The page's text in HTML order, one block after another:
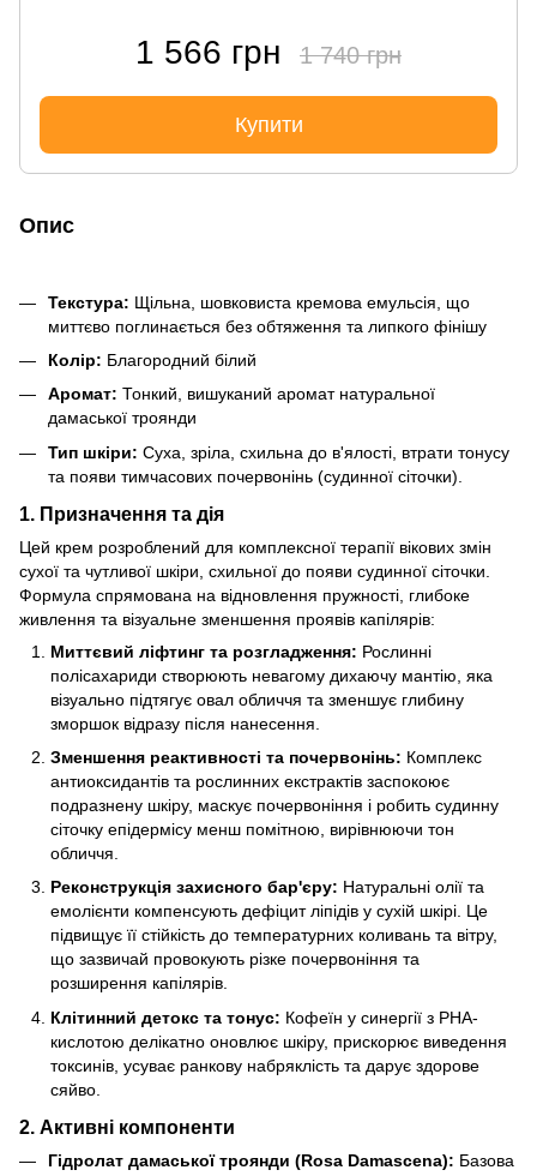
1 566 грн 1 740 грн
Купити
Опис
Текстура: Щільна, шовковиста кремова емульсія, що
миттєво поглинається без обтяження та липкого фінішу
Колір: Благородний білий
Аромат: Тонкий, вишуканий аромат натуральної
дамаської троянди
Тип шкіри: Суха, зріла, схильна до в'ялості, втрати тонусу
та появи тимчасових почервонінь (судинної сіточки).
1. Призначення та дія
Цей крем розроблений для комплексної терапії вікових змін
сухої та чутливої шкіри, схильної до появи судинної сіточки.
Формула спрямована на відновлення пружності, глибоке
живлення та візуальне зменшення проявів капілярів:
Миттєвий ліфтинг та розгладження: Рослинні
полісахариди створюють невагому дихаючу мантію, яка
візуально підтягує овал обличчя та зменшує глибину
зморшок відразу після нанесення.
Зменшення реактивності та почервонінь: Комплекс
антиоксидантів та рослинних екстрактів заспокоює
подразнену шкіру, маскує почервоніння і робить судинну
сіточку епідермісу менш помітною, вирівнюючи тон
обличчя.
Реконструкція захисного бар'єру: Натуральні олії та
емолієнти компенсують дефіцит ліпідів у сухій шкірі. Це
підвищує її стійкість до температурних коливань та вітру,
що зазвичай провокують різке почервоніння та
розширення капілярів.
Клітинний детокс та тонус: Кофеїн у синергії з РНА-
кислотою делікатно оновлює шкіру, прискорює виведення
токсинів, усуває ранкову набряклість та дарує здорове
сяйво.
2. Активні компоненти
Гідролат дамаської троянди (Rosa Damascena): Базова